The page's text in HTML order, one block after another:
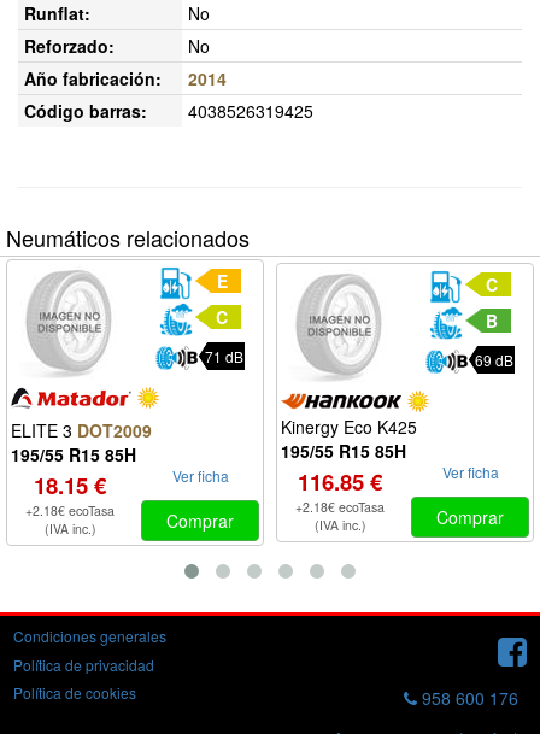
Runflat:
No
Reforzado:
No
Año fabricación:
2014
Código barras:
4038526319425
Neumáticos relacionados
E
C
71 dB
ELITE 3 DOT2009
195/55 R15 85H
18.15 €
+2.18€ ecoTasa
(IVA inc.)
Ver ficha
Comprar
C
B
69 dB
Kinergy Eco K425
195/55 R15 85H
116.85 €
+2.18€ ecoTasa
(IVA inc.)
Ver ficha
Comprar
Condiciones generales
Política de privacidad
Política de cookies
958 600 176